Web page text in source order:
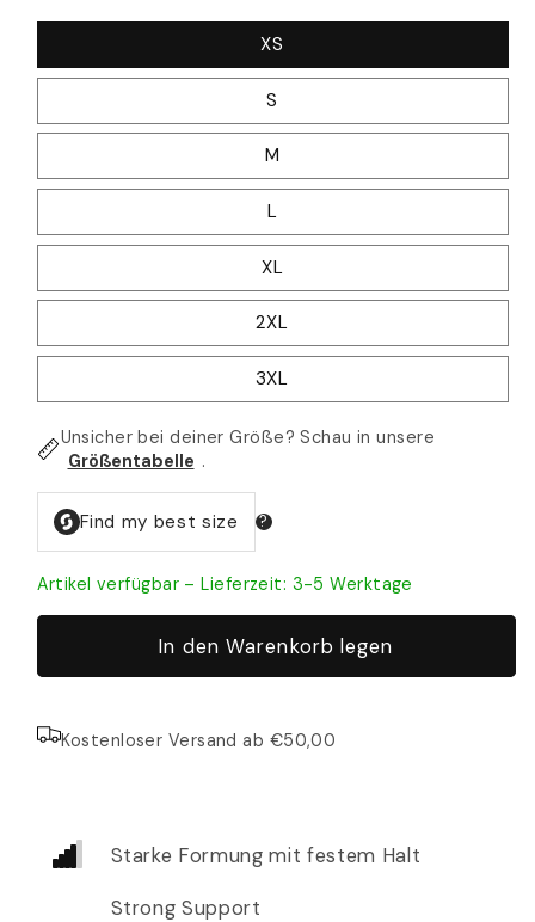
XS
S
M
L
XL
2XL
3XL
Unsicher bei deiner Größe? Schau in unsere
Größentabelle .
Artikel verfügbar – Lieferzeit: 3-5 Werktage
In den Warenkorb legen
Kostenloser Versand ab €50,00
Starke Formung mit festem Halt
Strong Support